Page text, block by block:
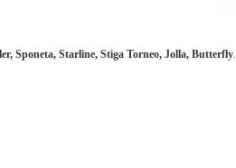
Sponeta, Starline, Stiga Torneo, Jolla, Butterfly.